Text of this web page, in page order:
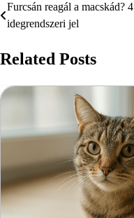
Bejegyzés
Furcsán reagál a macskád? 4
idegrendszeri jel
Related Posts